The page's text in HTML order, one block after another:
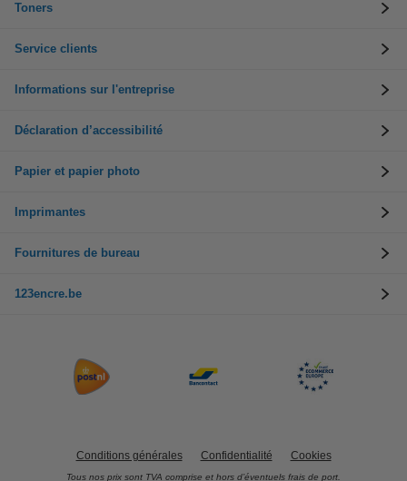
Toners
Service clients
Informations sur l'entreprise
Déclaration d’accessibilité
Papier et papier photo
Imprimantes
Fournitures de bureau
123encre.be
Conditions générales Confidentialité Cookies
Tous nos prix sont TVA comprise et hors d’éventuels frais de port.